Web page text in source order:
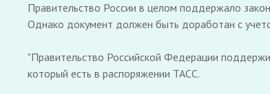
Правительство России в целом поддержало
Однако документ должен быть доработан с
"Правительство Российской Федерации
который есть в распоряжении ТАСС.